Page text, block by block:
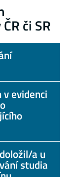
či SR
evidenci
a u
studia